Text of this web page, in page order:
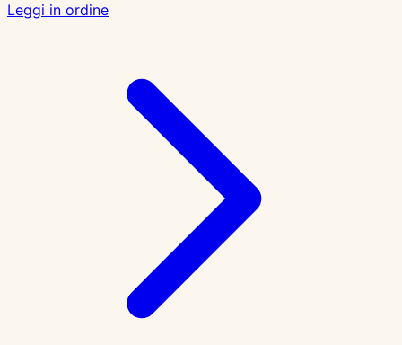
Leggi in ordine